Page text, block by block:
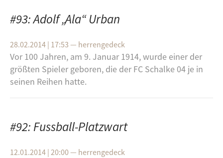
#93: Adolf „Ala“ Urban
28.02.2014 | 17:53 — herrengedeck
Vor 100 Jah­ren, am 9. Ja­nu­ar 1914, wurde einer der
größ­ten Spie­ler ge­bo­ren, die der FC Schal­ke 04 je in
sei­nen Rei­hen hatte.
#92: Fussball-Platzwart
12.01.2014 | 20:00— herrengedeck